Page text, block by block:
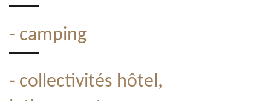
- camping
- collectivités hôtel,